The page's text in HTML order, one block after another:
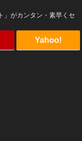
」がカンタン・素早くセ
Yahoo!